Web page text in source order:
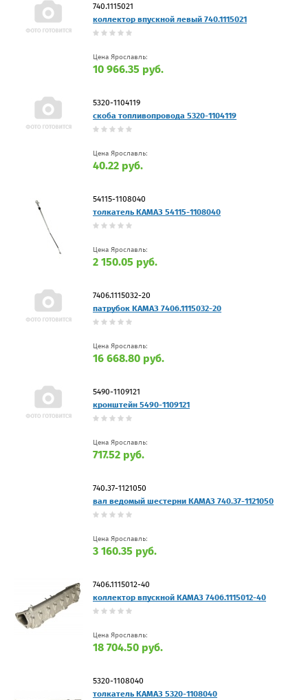
740.1115021
коллектор впускной левый 740.1115021
Цена Ярославль:
10 966.35 руб.
5320-1104119
скоба топливопровода 5320-1104119
Цена Ярославль:
40.22 руб.
54115-1108040
толкатель КАМАЗ 54115-1108040
Цена Ярославль:
2 150.05 руб.
7406.1115032-20
патрубок КАМАЗ 7406.1115032-20
Цена Ярославль:
16 668.80 руб.
5490-1109121
кронштейн 5490-1109121
Цена Ярославль:
717.52 руб.
740.37-1121050
вал ведомый шестерни КАМАЗ 740.37-1121050
Цена Ярославль:
3 160.35 руб.
7406.1115012-40
коллектор впускной КАМАЗ 7406.1115012-40
Цена Ярославль:
18 704.50 руб.
5320-1108040
толкатель КАМАЗ 5320-1108040